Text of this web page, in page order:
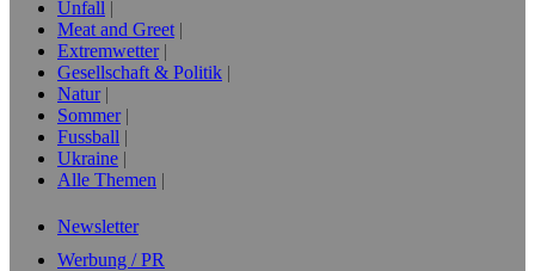
Unfall
Meat and Greet
Extremwetter
Gesellschaft & Politik
Natur
Sommer
Fussball
Ukraine
Alle Themen
Newsletter
Werbung / PR